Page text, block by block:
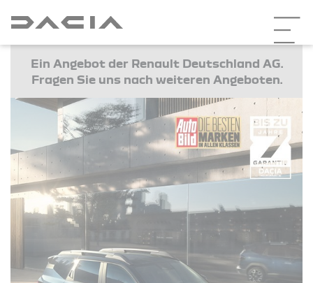
Ein Angebot der Renault Deutschland AG.
Fragen Sie uns nach weiteren Angeboten.